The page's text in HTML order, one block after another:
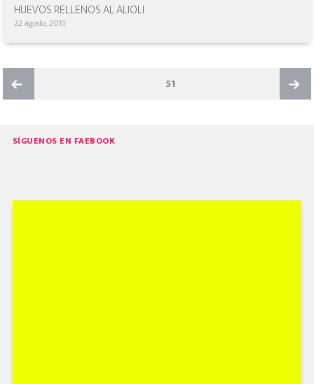
HUEVOS RELLENOS AL ALIOLI
22 agosto, 2016
NAVEGACIÓN
DE
us
51
SÍGUENOS EN FAEBOOK